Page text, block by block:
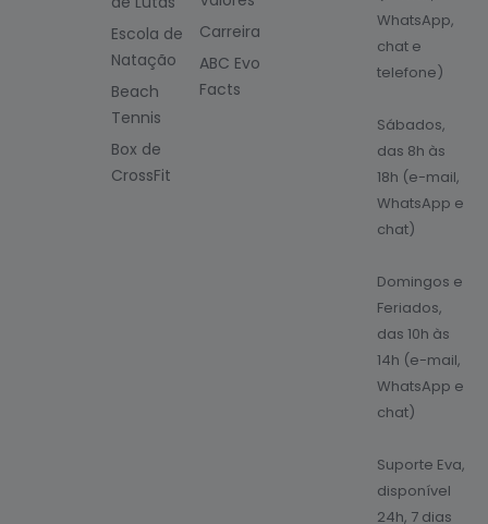
Escola de
Natação
Beach
Tennis
Box de
CrossFit
Carreira
ABC Evo
Facts
WhatsApp,
chat e
telefone)
Sábados,
das 8h às
18h (e-mail,
WhatsApp e
chat)
Domingos e
Feriados,
das 10h às
14h (e-mail,
WhatsApp e
chat)
Suporte Eva,
disponível
24h, 7 dias